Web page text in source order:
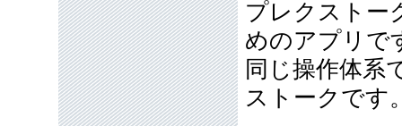
プレクストー
めのアプリで
同じ操作体系
ストークです